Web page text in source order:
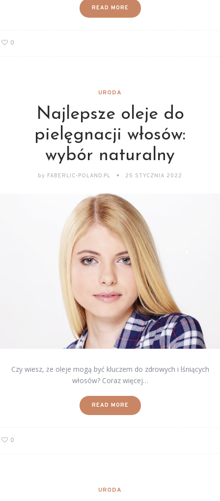
READ MORE
0
URODA
Najlepsze oleje do
pielęgnacji włosów:
wybór naturalny
by FABERLIC-POLAND.PL 25 STYCZNIA 2022
Czy wiesz, że oleje mogą być kluczem do zdrowych i lśniących
włosów? Coraz więcej…
READ MORE
0
URODA